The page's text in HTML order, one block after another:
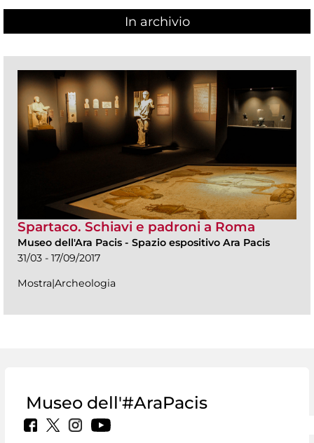
In archivio
Spartaco. Schiavi e padroni a Roma
Museo dell'Ara Pacis - Spazio espositivo Ara Pacis
31/03 - 17/09/2017
Mostra|Archeologia
Museo dell'#AraPacis